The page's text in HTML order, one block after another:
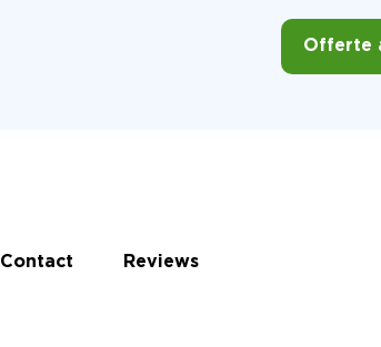
Offerte
Contact Reviews